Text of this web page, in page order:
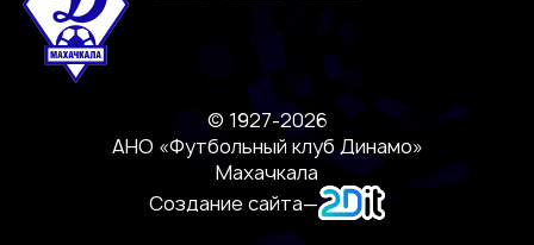
© 1927-2026
АНО «Футбольный клуб Динамо»
Махачкала
Создание сайта—